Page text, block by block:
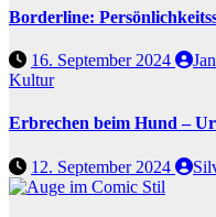
Borderline:
16. September 2024
Kultur
Erbrechen beim Hund –
12. September 2024